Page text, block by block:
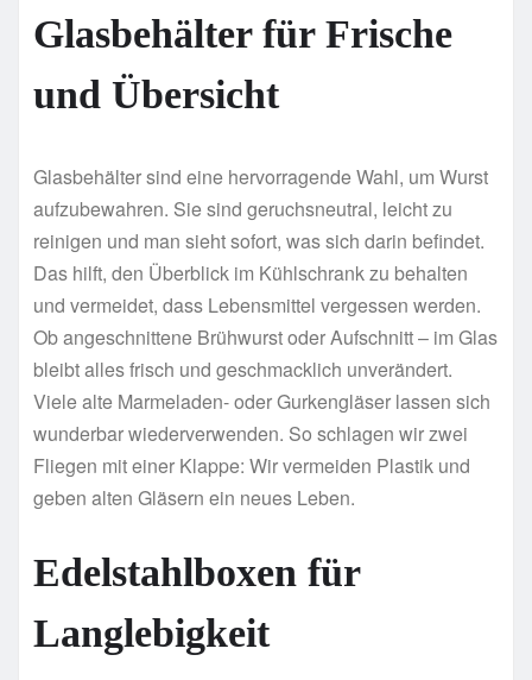
Glasbehälter für Frische
und Übersicht
Glasbehälter sind eine hervorragende Wahl, um Wurst
aufzubewahren. Sie sind geruchsneutral, leicht zu
reinigen und man sieht sofort, was sich darin befindet.
Das hilft, den Überblick im Kühlschrank zu behalten
und vermeidet, dass Lebensmittel vergessen werden.
Ob angeschnittene Brühwurst oder Aufschnitt – im Glas
bleibt alles frisch und geschmacklich unverändert.
Viele alte Marmeladen- oder Gurkengläser lassen sich
wunderbar wiederverwenden. So schlagen wir zwei
Fliegen mit einer Klappe: Wir vermeiden Plastik und
geben alten Gläsern ein neues Leben.
Edelstahlboxen für
Langlebigkeit